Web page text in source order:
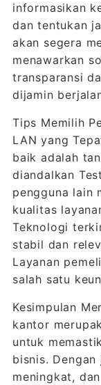
informasikan
dan tentukan
akan segera
menawarkan
transparansi
dijamin
Tips Memilih
LAN yang
baik adalah
diandalkan
pengguna lain
kualitas
Teknologi
stabil dan
Layanan
salah satu
Kesimpulan
kantor
untuk
bisnis.
meningkat,